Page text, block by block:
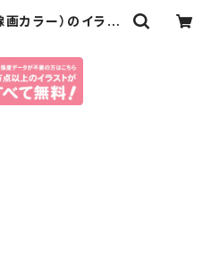
カラー）のイラス